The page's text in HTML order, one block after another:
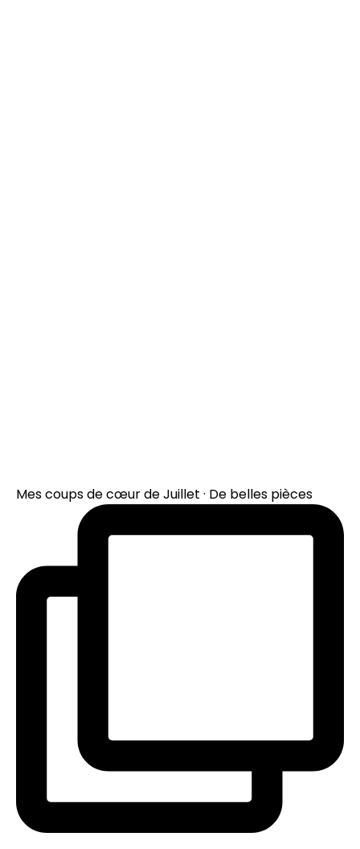
Mes coups de cœur de Juillet · De belles pièces